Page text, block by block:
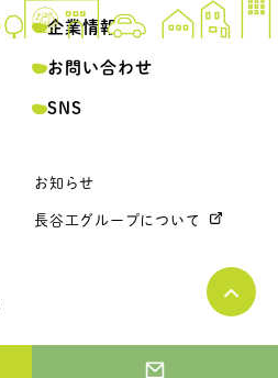
企業情報
お問い合わせ
SNS
お知らせ
長谷工グループについて